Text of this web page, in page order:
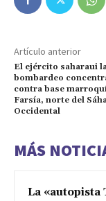
Artículo anterior
El ejército saharaui
bombardeo
contra base
Farsía, norte del
Occidental
MÁS
La «autopista